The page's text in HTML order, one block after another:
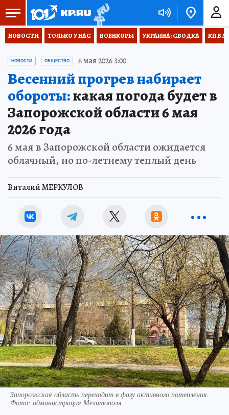
НОВОСТИ ТОЛЬКО У НАС ВОЕНКОРЫ УКРАИНА: СВОДКА КП В
НОВОСТИ ОБЩЕСТВО 6 мая 2026 3:00
Весенний прогрев набирает
обороты:какая погода будет в
Запорожской области 6 мая
2026 года
6 мая в Запорожской области ожидается
облачный, но по-летнему теплый день
Виталий МЕРКУЛОВ
Запорожская область переходит в фазу активного потепления.
Фото: администрация Мелитополя